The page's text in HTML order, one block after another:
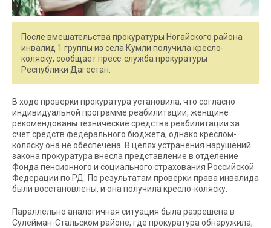
После вмешательства прокуратуры Ногайского района
инвалид 1 группы из села Кумли получила кресло-
коляску, сообщает пресс-служба прокуратуры
Республики Дагестан.
В ходе проверки прокуратура установила, что согласно
индивидуальной программе реабилитации, женщине
рекомендованы технические средства реабилитации за
счет средств федерального бюджета, однако креслом-
коляску она не обеспечена. В целях устранения нарушений
закона прокуратура внесла представление в отделение
Фонда пенсионного и социального страхования Российской
Федерации по РД. По результатам проверки права инвалида
были восстановлены, и она получила кресло-коляску.
Параллельно аналогичная ситуация была разрешена в
Сулейман-Стальском районе, где прокуратура обнаружила,